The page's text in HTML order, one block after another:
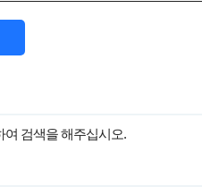
검색을 해주십시오.